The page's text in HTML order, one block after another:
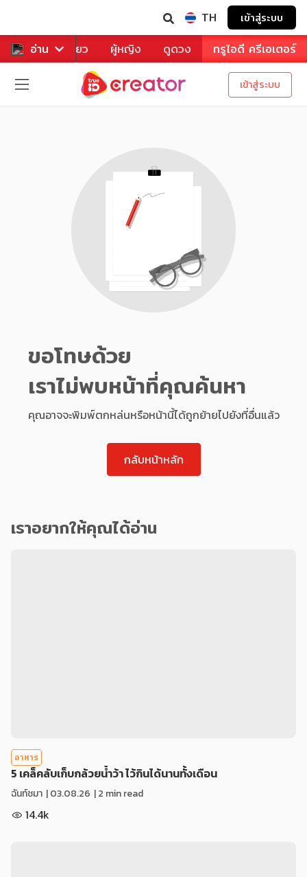
TH เข้าสู่ระบบ
อ่าน
หาร ท่องเที่ยว ผู้หญิง ดูดวง ทรูไอดี ครีเอเตอร์
เข้าสู่ระบบ
ขอโทษด้วย
เราไม่พบหน้าที่คุณค้นหา
คุณอาจจะพิมพ์ตกหล่นหรือหน้านี้ได้ถูกย้ายไปยังที่อื่นแล้ว
กลับหน้าหลัก
เราอยากให้คุณได้อ่าน
อาหาร
5 เคล็คลับเก็บกล้วยน้ำว้า ไว้กินได้นานทั้งเดือน
ฉันท์ชมา |03.08.26 | 2 min read
14.4k